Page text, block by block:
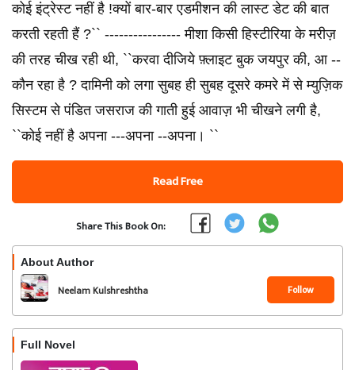
कोई इंट्रेस्ट नहीं है !क्यों बार-बार एडमीशन की लास्ट डेट की बात
करती रहती हैं ?`` ---------------- मीशा किसी हिस्टीरिया के मरीज़
की तरह चीख रही थी, ``करवा दीजिये फ़्लाइट बुक जयपुर की, आ --
कौन रहा है ? दामिनी को लगा सुबह ही सुबह दूसरे कमरे में से म्युज़िक
सिस्टम से पंडित जसराज की गाती हुई आवाज़ भी चीखने लगी है,
``कोई नहीं है अपना ---अपना --अपना। ``
Read Free
Share This Book On:
About Author
Neelam Kulshreshtha Follow
Full Novel